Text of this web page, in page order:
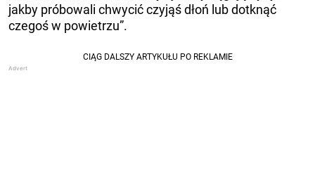
jakby próbowali chwycić czyjąś dłoń lub dotknąć
czegoś w powietrzu”.